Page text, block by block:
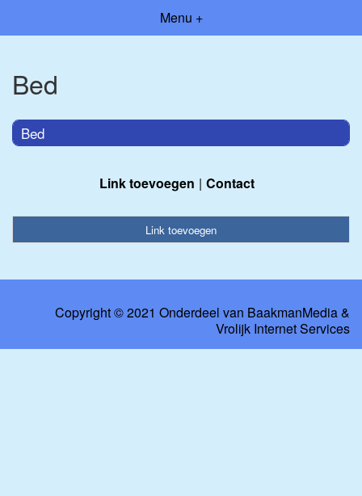
Menu +
Bed
Bed
Link toevoegen Contact
Link toevoegen
Copyright © 2021 Onderdeel van BaakmanMedia&
Vrolijk Internet Services